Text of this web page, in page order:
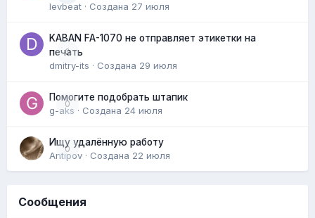
levbeat · Создана 27 июля
0
KABAN FA-1070 не отправляет этикетки на
печать
dmitry-its · Создана 29 июля
0
Помогите подобрать штапик
g-aks · Создана 24 июля
0
Ищу удалённую работу
Antipov · Создана 22 июля
Сообщения